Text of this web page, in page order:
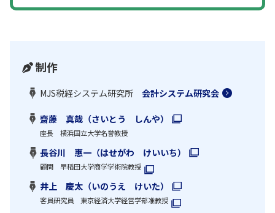
制作
MJS税経システム研究所 会計システム研究会
齋藤 真哉（さいとう しんや）
座長 横浜国立大学名誉教授
長谷川 惠一（はせがわ けいいち）
顧問 早稲田大学商学学術院教授
井上 慶太（いのうえ けいた）
客員研究員 東京経済大学経営学部准教授